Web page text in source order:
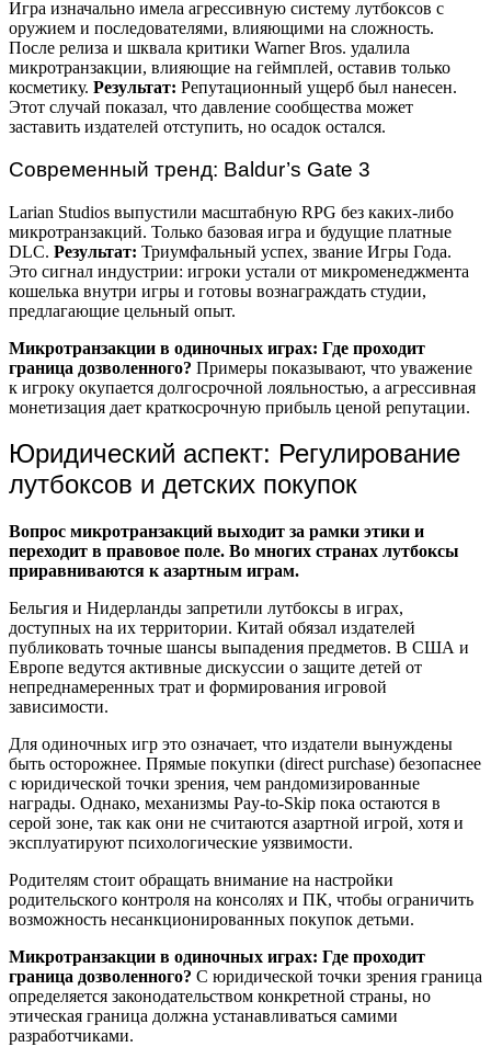
Игра изначально имела агрессивную систему лутбоксов с
оружием и последователями, влияющими на сложность.
После релиза и шквала критики Warner Bros. удалила
микротранзакции, влияющие на геймплей, оставив только
косметику. Результат: Репутационный ущерб был нанесен.
Этот случай показал, что давление сообщества может
заставить издателей отступить, но осадок остался.
Современный тренд: Baldur’s Gate 3
Larian Studios выпустили масштабную RPG без каких-либо
микротранзакций. Только базовая игра и будущие платные
DLC. Результат: Триумфальный успех, звание Игры Года.
Это сигнал индустрии: игроки устали от микроменеджмента
кошелька внутри игры и готовы вознаграждать студии,
предлагающие цельный опыт.
Микротранзакции в одиночных играх: Где проходит
граница дозволенного? Примеры показывают, что уважение
к игроку окупается долгосрочной лояльностью, а агрессивная
монетизация дает краткосрочную прибыль ценой репутации.
Юридический аспект: Регулирование
лутбоксов и детских покупок
Вопрос микротранзакций выходит за рамки этики и
переходит в правовое поле. Во многих странах лутбоксы
приравниваются к азартным играм.
Бельгия и Нидерланды запретили лутбоксы в играх,
доступных на их территории. Китай обязал издателей
публиковать точные шансы выпадения предметов. В США и
Европе ведутся активные дискуссии о защите детей от
непреднамеренных трат и формирования игровой
зависимости.
Для одиночных игр это означает, что издатели вынуждены
быть осторожнее. Прямые покупки (direct purchase) безопаснее
с юридической точки зрения, чем рандомизированные
награды. Однако, механизмы Pay-to-Skip пока остаются в
серой зоне, так как они не считаются азартной игрой, хотя и
эксплуатируют психологические уязвимости.
Родителям стоит обращать внимание на настройки
родительского контроля на консолях и ПК, чтобы ограничить
возможность несанкционированных покупок детьми.
Микротранзакции в одиночных играх: Где проходит
граница дозволенного? С юридической точки зрения граница
определяется законодательством конкретной страны, но
этическая граница должна устанавливаться самими
разработчиками.